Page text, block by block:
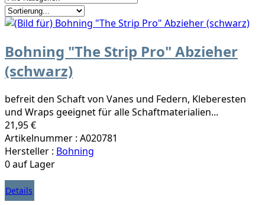
Bohning "The Strip Pro" Abzieher
(schwarz)
befreit den Schaft von Vanes und Federn, Kleberesten
und Wraps geeignet für alle Schaftmaterialien...
21,95 €
Artikelnummer : A020781
Hersteller : Bohning
0 auf Lager
Details